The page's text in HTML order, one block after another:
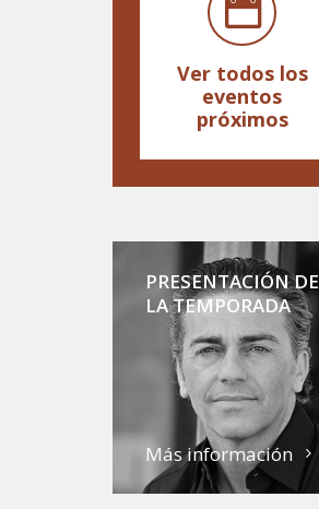
Ver todos los
eventos
próximos
PRESENTACIÓN DE
LA TEMPORADA
Más información